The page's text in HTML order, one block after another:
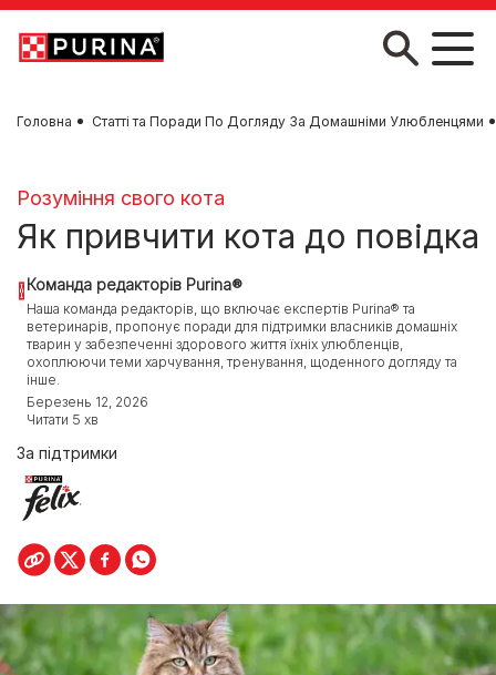
Skip to main content
Головна Статті та Поради По Догляду За Домашніми Улюбленцями
Розуміння свого кота
Як привчити кота до повідка
Команда редакторів Purina®
Наша команда редакторів, що включає експертів Purina® та
ветеринарів, пропонує поради для підтримки власників домашніх
тварин у забезпеченні здорового життя їхніх улюбленців,
охоплюючи теми харчування, тренування, щоденного догляду та
інше.
Березень 12, 2026
Читати 5 хв
За підтримки